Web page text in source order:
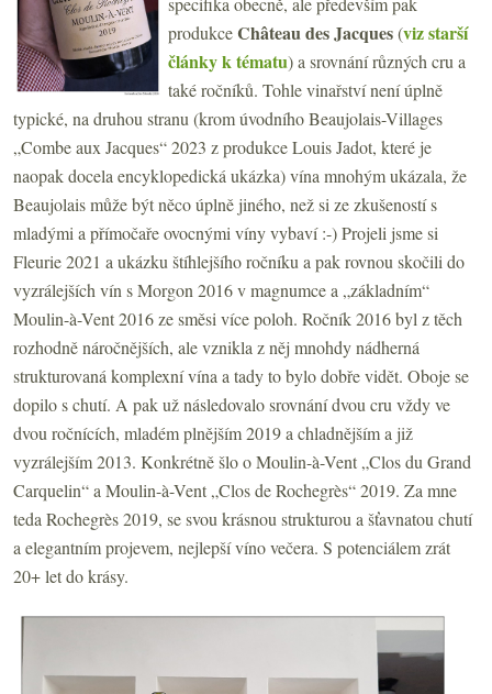
produkceChâteau des Jacques(viz starší
články k tématu) a srovnání různých cru a
také ročníků. Tohle vinařství není úplně
typické, na druhou stranu (krom úvodního Beaujolais-Villages
„Combe aux Jacques“ 2023 z produkce Louis Jadot, které je
naopak docela encyklopedická ukázka) vína mnohým ukázala, že
Beaujolais může být něco úplně jiného, než si ze zkušeností s
mladými a přímočaře ovocnými víny vybaví :-) Projeli jsme si
Fleurie 2021 a ukázku štíhlejšího ročníku a pak rovnou skočili do
vyzrálejších vín s Morgon 2016 v magnumce a „základním“
Moulin-à-Vent 2016 ze směsi více poloh. Ročník 2016 byl z těch
rozhodně náročnějších, ale vznikla z něj mnohdy nádherná
strukturovaná komplexní vína a tady to bylo dobře vidět. Oboje se
dopilo s chutí. A pak už následovalo srovnání dvou cru vždy ve
dvou ročnících, mladém plnějším 2019 a chladnějším a již
vyzrálejším 2013. Konkrétně šlo o Moulin-à-Vent „Clos du Grand
Carquelin“ a Moulin-à-Vent „Clos de Rochegrès“ 2019. Za mne
teda Rochegrès 2019, se svou krásnou strukturou a šťavnatou chutí
a elegantním projevem, nejlepší víno večera. S potenciálem zrát
20+ let do krásy.